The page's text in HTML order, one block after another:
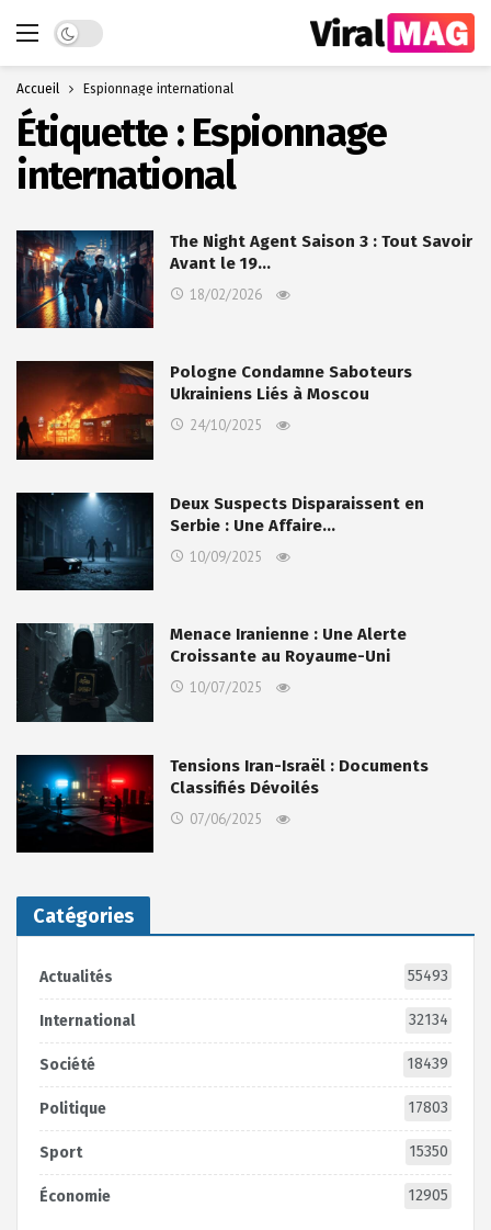
Dark mode
Accueil Espionnage international
Étiquette : Espionnage
international
The Night Agent Saison 3 : Tout Savoir
Avant le 19…
18/02/2026
Pologne Condamne Saboteurs
Ukrainiens Liés à Moscou
24/10/2025
Deux Suspects Disparaissent en
Serbie : Une Affaire…
10/09/2025
Menace Iranienne : Une Alerte
Croissante au Royaume-Uni
10/07/2025
Tensions Iran-Israël : Documents
Classifiés Dévoilés
07/06/2025
Catégories
Actualités 55493
International 32134
Société 18439
Politique 17803
Sport 15350
Économie 12905